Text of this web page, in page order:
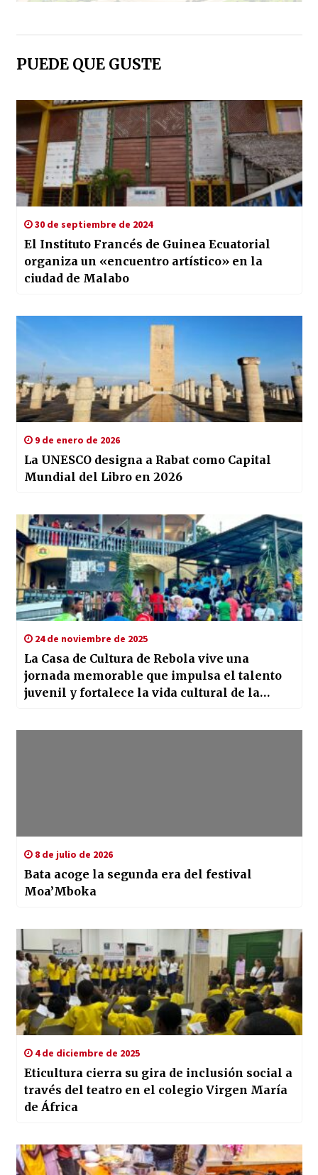
PUEDE QUE GUSTE
30 de septiembre de 2024
El Instituto Francés de Guinea Ecuatorial
organiza un «encuentro artístico» en la
ciudad de Malabo
9 de enero de 2026
La UNESCO designa a Rabat como Capital
Mundial del Libro en 2026
24 de noviembre de 2025
La Casa de Cultura de Rebola vive una
jornada memorable que impulsa el talento
juvenil y fortalece la vida cultural de la
8 de julio de 2026
Bata acoge la segunda era del festival
Moa’Mboka
4 de diciembre de 2025
Eticultura cierra su gira de inclusión social a
través del teatro en el colegio Virgen María
de África